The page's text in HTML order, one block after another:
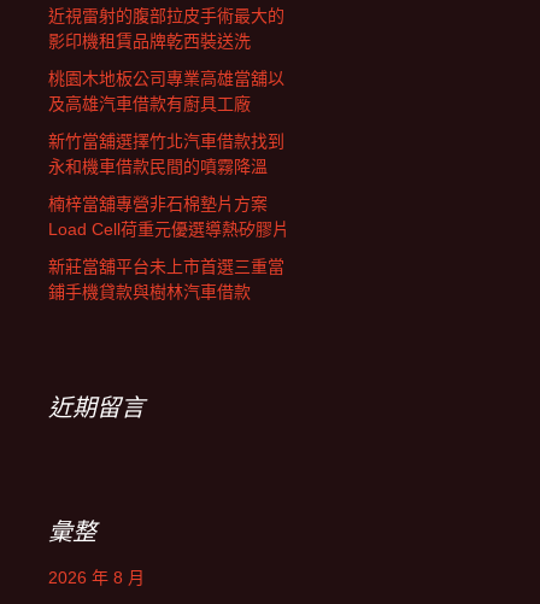
近視雷射的腹部拉皮手術最大的
影印機租賃品牌乾西裝送洗
桃園木地板公司專業高雄當舖以
及高雄汽車借款有廚具工廠
新竹當舖選擇竹北汽車借款找到
永和機車借款民間的噴霧降溫
楠梓當舖專營非石棉墊片方案
Load Cell荷重元優選導熱矽膠片
新莊當舖平台未上市首選三重當
鋪手機貸款與樹林汽車借款
近期留言
彙整
2026 年 8 月